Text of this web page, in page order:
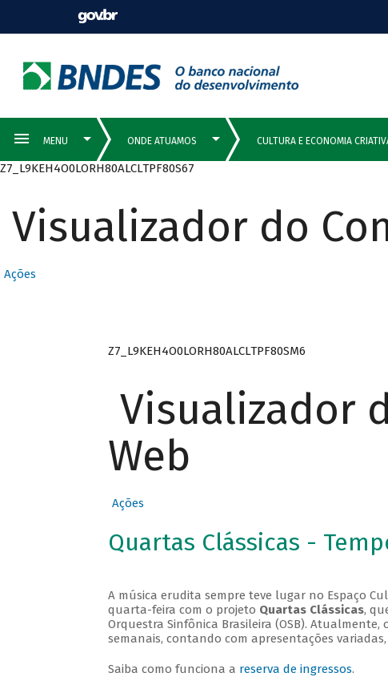
Z7_L9KEH4O0LORH80ALCLTPF80S67
Visualizador do
Ações
Z7_L9KEH4O0LORH80ALCLTPF80SM6
Visualizador
Web
Ações
Quartas Clássicas -
A música erudita sempre teve lugar no Espaço
quarta-feira com o projeto Quartas Clássicas,
Orquestra Sinfônica Brasileira (OSB). Atualmente,
semanais, contando com apresentações
Saiba como funciona a reserva de ingressos.